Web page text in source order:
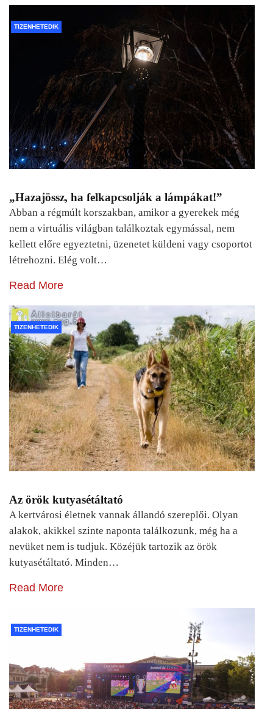
TIZENHETEDIK
„Hazajössz, ha felkapcsolják a lámpákat!”
Abban a régmúlt korszakban, amikor a gyerekek még
nem a virtuális világban találkoztak egymással, nem
kellett előre egyeztetni, üzenetet küldeni vagy csoportot
létrehozni. Elég volt…
Read More
TIZENHETEDIK
Az örök kutyasétáltató
A kertvárosi életnek vannak állandó szereplői. Olyan
alakok, akikkel szinte naponta találkozunk, még ha a
nevüket nem is tudjuk. Közéjük tartozik az örök
kutyasétáltató. Minden…
Read More
TIZENHETEDIK